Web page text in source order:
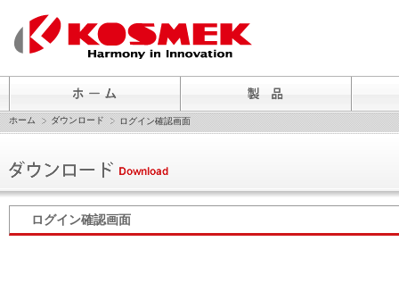
ホーム ダウンロード ログイン確認画面
ログイン確認画面